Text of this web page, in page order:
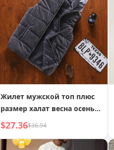
Жилет мужской топ плюс
размер халат весна осень
зима теплый воротник-
стойка верхняя одежда
$27.36$36.94